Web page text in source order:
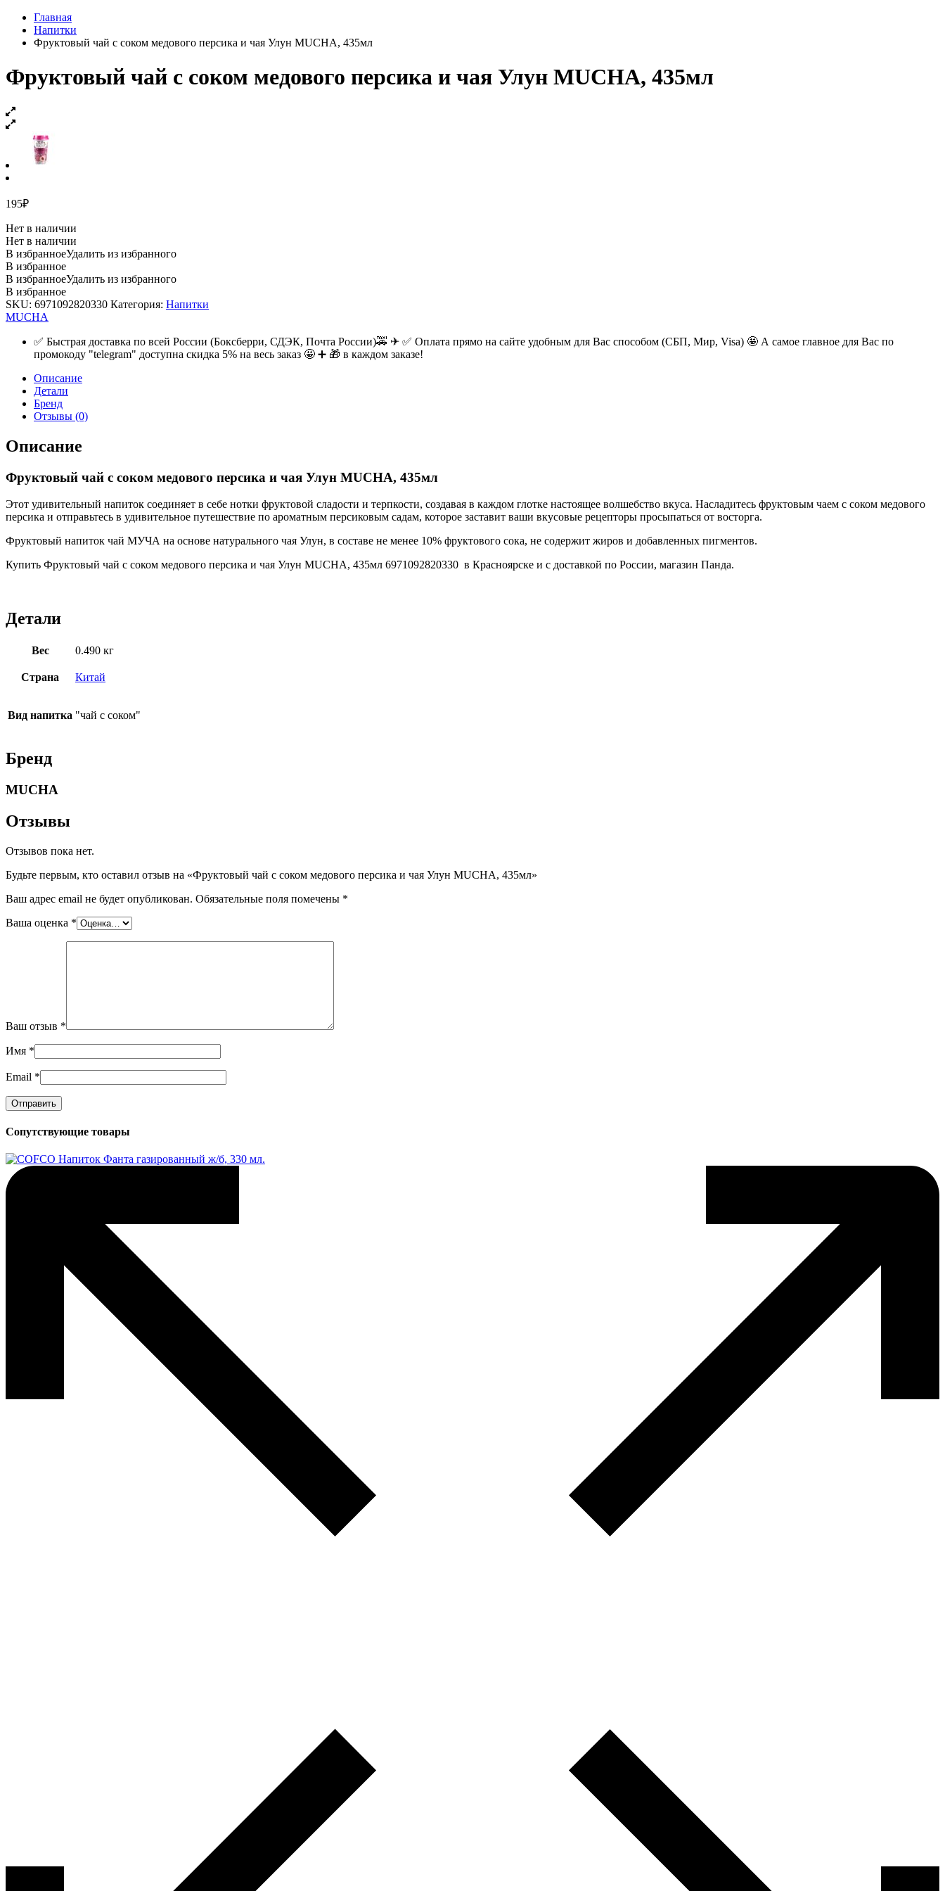
Главная
Напитки
Фруктовый чай с соком медового персика и чая Улун MUCHA, 435мл
Фруктовый чай с соком медового персика и чая Улун MUCHA, 435мл
195₽
Нет в наличии
Нет в наличии
В избранноеУдалить из избранного
В избранное
В избранноеУдалить из избранного
В избранное
SKU: 6971092820330 Категория: Напитки
MUCHA
✅ Быстрая доставка по всей России (Боксберри, СДЭК, Почта России)🚕 ✈ ✅ Оплата прямо на сайте удобным для Вас способом (СБП, Мир, Visa) 🤩 А самое главное для Вас по
промокоду "telegram" доступна скидка 5% на весь заказ 🤩 ➕ 🎁 в каждом заказе!
Описание
Детали
Бренд
Отзывы (0)
Описание
Фруктовый чай с соком медового персика и чая Улун MUCHA, 435мл
Этот удивительный напиток соединяет в себе нотки фруктовой сладости и терпкости, создавая в каждом глотке настоящее волшебство вкуса. Насладитесь фруктовым чаем с соком медового
персика и отправьтесь в удивительное путешествие по ароматным персиковым садам, которое заставит ваши вкусовые рецепторы просыпаться от восторга.
Фруктовый напиток чай МУЧА на основе натурального чая Улун, в составе не менее 10% фруктового сока, не содержит жиров и добавленных пигментов.
Купить Фруктовый чай с соком медового персика и чая Улун MUCHA, 435мл 6971092820330 в Красноярске и с доставкой по России, магазин Панда.
Детали
Вес 0.490 кг
Страна Китай
Вид напитка "чай с соком"
Бренд
MUCHA
Отзывы
Отзывов пока нет.
Будьте первым, кто оставил отзыв на «Фруктовый чай с соком медового персика и чая Улун MUCHA, 435мл»
Ваш адрес email не будет опубликован. Обязательные поля помечены *
Ваша оценка *
Ваш отзыв *
Имя *
Email *
Сопутствующие товары